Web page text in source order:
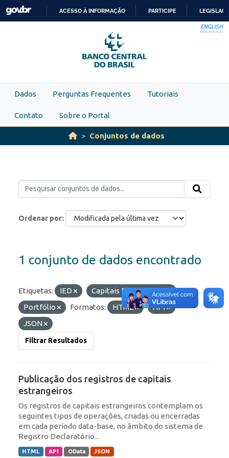
Skip to main content
PARA
O
CONTEÚDO
ACESSO À INFORMAÇÃO PARTICIPE
ENGLISH
Dados Perguntas Frequentes Tutoriais
Contato Sobre o Portal
Conjuntos de dados
Ordenar por
1 conjunto de dados encontrado
Etiquetas: IED
Capitais Estrangeiros
Portfólio
Formatos: HTML
API
JSON
Filtrar Resultados
Publicação dos registros de capitais
estrangeiros
Os registros de capitais estrangeiros contemplam os
seguintes tipos de operações, criadas ou encerradas
em cada período data-base, no âmbito do sistema de
Registro Declaratório...
HTML API OData JSON